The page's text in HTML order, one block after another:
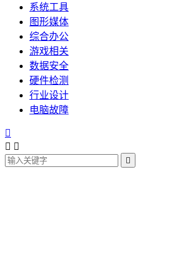
系统工具
图形媒体
综合办公
游戏相关
数据安全
硬件检测
行业设计
电脑故障

 
